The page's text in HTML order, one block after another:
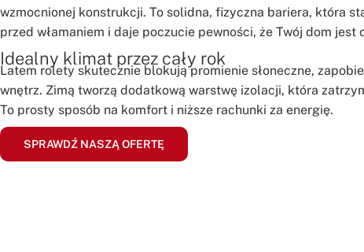
wzmocnionej konstrukcji. To solidna, fizyczna bariera, która
przed włamaniem i daje poczucie pewności, że Twój dom jest
Idealny klimat przez cały rok
Latem rolety skutecznie blokują promienie słoneczne,
wnętrz. Zimą tworzą dodatkową warstwę izolacji, która
To prosty sposób na komfort i niższe rachunki za energię.
SPRAWDŹ NASZĄ OFERTĘ